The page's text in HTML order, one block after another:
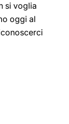
si voglia
oggi al